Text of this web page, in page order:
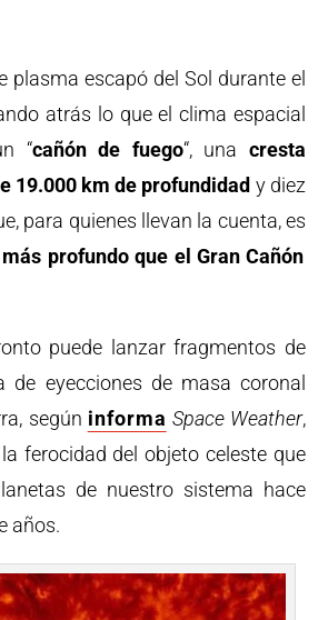
plasma escapó del Sol durante el
atrás lo que el clima espacial
“cañón de fuego“, una cresta
19.000 km de profundidad y diez
para quienes llevan la cuenta, es
profundo que el Gran Cañón
puede lanzar fragmentos de
de eyecciones de masa coronal
según informa Space Weather,
ferocidad del objeto celeste que
de nuestro sistema hace
años.